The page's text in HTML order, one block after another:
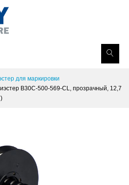
для маркировки
B30C-500-569-CL, прозрачный, 12,7